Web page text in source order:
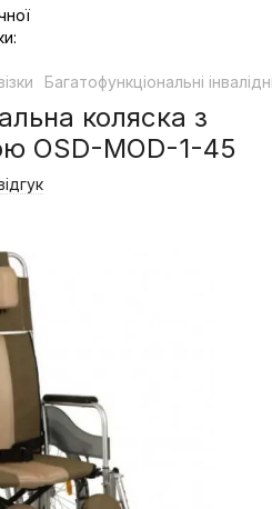
Багатофункціональні
коляска з
OSD-MOD-1-45